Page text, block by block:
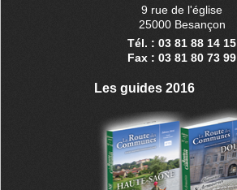
9 rue de l'église
25000 Besançon
Tél. : 03 81 88 14 15
Fax : 03 81 80 73 99
Les guides 2016